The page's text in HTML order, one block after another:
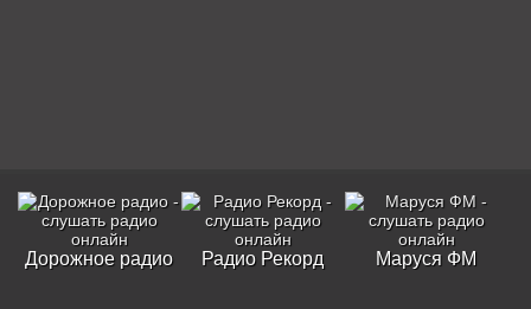
Дорожное радио Радио Рекорд Маруся ФМ